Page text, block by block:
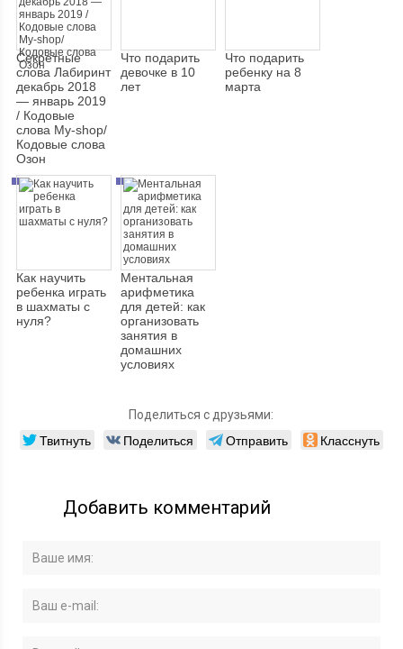
Секретные
слова Лабиринт
декабрь 2018
— январь 2019
/ Кодовые
слова My-shop/
Кодовые слова
Озон
Что подарить
девочке в 10
лет
Что подарить
ребенку на 8
марта
Как научить
ребенка играть
в шахматы с
нуля?
Ментальная
арифметика
для детей: как
организовать
занятия в
домашних
условиях
Поделиться с друзьями:
Твитнуть Поделиться Отправить Класснуть
Добавить комментарий